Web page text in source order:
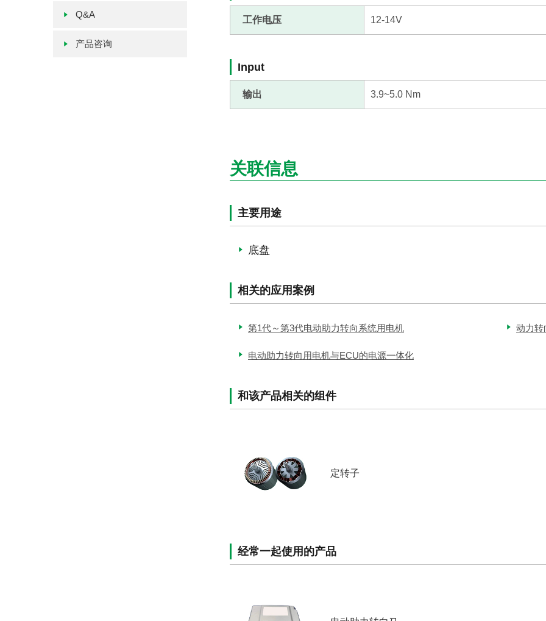
Q&A
产品咨询
工作电压 12-14V
Input
输出 3.9~5.0 Nm
关联信息
主要用途
底盘
相关的应用案例
第1代～第3代电动助力转向系统用电机 动力转
电动助力转向用电机与ECU的电源一体化
和该产品相关的组件
定转子
经常一起使用的产品